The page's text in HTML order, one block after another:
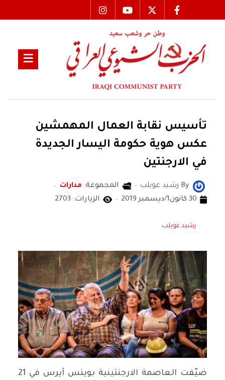
تأسيس نقابة العمال المهمشين
عكس هوية حكومة اليسار الجديدة
في الارجنتين
By رشيد غويلب المجموعة: مدارات
30 كانون1/ديسمبر 2019
الزيارات: 2703
رشيد غويلب
ضيّفت العاصمة الارجنتينية بوينس آيرس في 21